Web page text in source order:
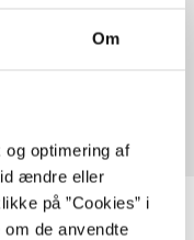
Om
optimering af
ændre eller
på ”Cookies” i
de anvendte